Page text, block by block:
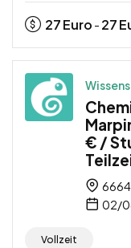
27Euro - 27
€ /
02/
Vollzeit